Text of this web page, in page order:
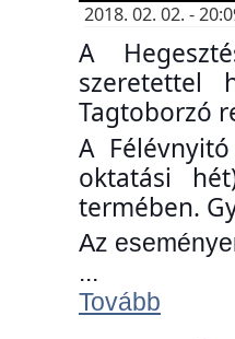
2018. 02. 02. -
A
szeretettel
Tagtoborzó
A
oktatási
termében.
Az
...
Tovább